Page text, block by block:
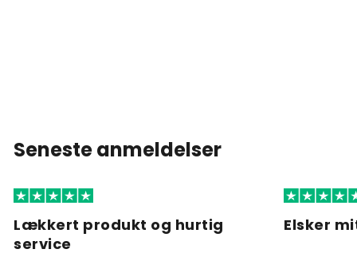
Seneste anmeldelser
Lækkert produkt og hurtig
service
Elsker